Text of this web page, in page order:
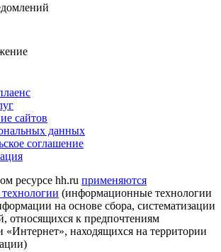
сайтов
данных
соглашение
ресурсе hh.ru применяются
(информационные технологии
на основе сбора, систематизации
относящихся к предпочтениям
«Интернет», находящихся на территории